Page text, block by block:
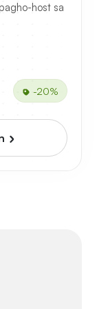
host sa
-20%